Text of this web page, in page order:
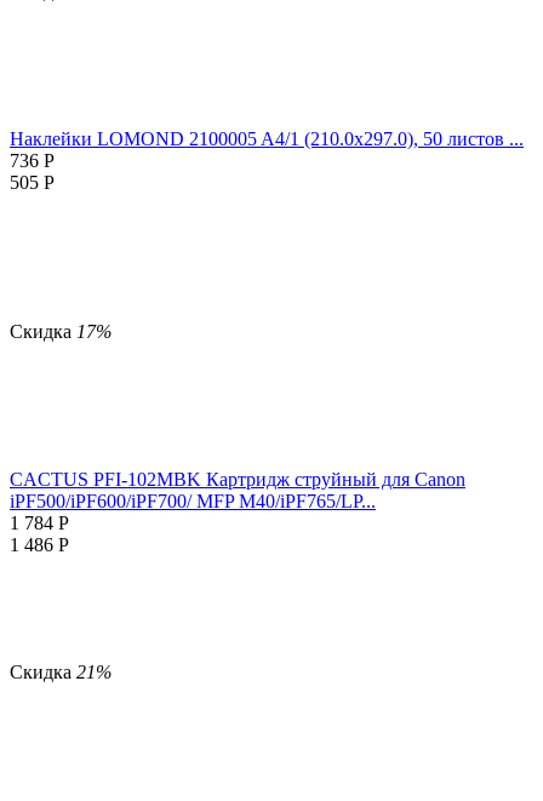
Наклейки LOMOND 2100005 A4/1 (210.0х297.0), 50 листов ...
736 Р
505 Р
Скидка 17%
CACTUS PFI-102MBK Картридж струйный для Canon
iPF500/iPF600/iPF700/ MFP M40/iPF765/LP...
1 784 Р
1 486 Р
Скидка 21%